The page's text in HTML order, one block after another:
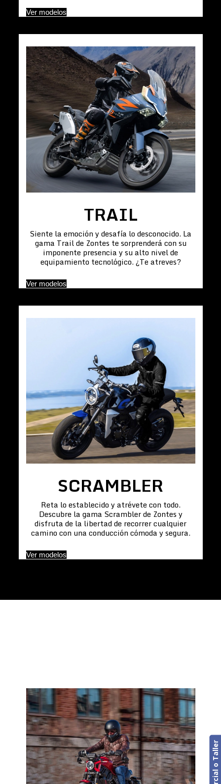
Ver modelos
TRAIL
Siente la emoción y desafía lo desconocido. La
gama Trail de Zontes te sorprenderá con su
imponente presencia y su alto nivel de
equipamiento tecnológico. ¿Te atreves?
Ver modelos
SCRAMBLER
Reta lo establecido y atrévete con todo.
Descubre la gama Scrambler de Zontes y
disfruta de la libertad de recorrer cualquier
camino con una conducción cómoda y segura.
Ver modelos